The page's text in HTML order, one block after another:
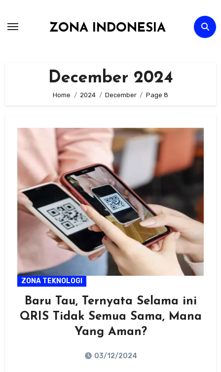
ZONA INDONESIA
December 2024
Home 2024 December Page 8
ZONA TEKNOLOGI
Baru Tau, Ternyata Selama ini
QRIS Tidak Semua Sama, Mana
Yang Aman?
03/12/2024